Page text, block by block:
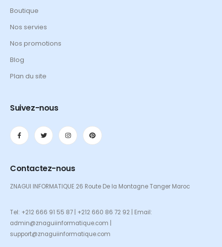
Boutique
Nos servies
Nos promotions
Blog
Plan du site
Suivez-nous
Contactez-nous
ZNAGUI INFORMATIQUE 26 Route De la Montagne Tanger Maroc
Tel: +212 666 91 55 87 | +212 660 86 72 92 | Email:
admin@znaguiinformatique.com |
support@znaguiinformatique.com